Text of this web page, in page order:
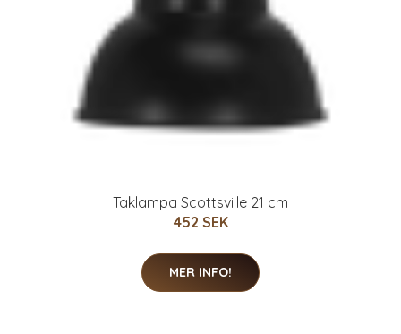
Taklampa Scottsville 21 cm
452 SEK
MER INFO!